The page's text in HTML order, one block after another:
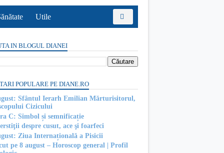
Utile
IN BLOGUL DIANEI
POPULARE PE DIANE.RO
Sfântul Ierarh Emilian Mărturisitorul,
Cizicului
C: Simbol și semnificație
despre cusut, ace şi foarfeci
Ziua Internațională a Pisicii
pe 8 august – Horoscop general | Profil